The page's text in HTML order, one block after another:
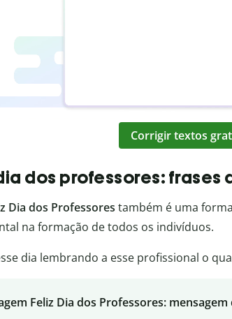
Corrigir textos
dos professores:
Dia dos Professores também é uma
na formação de todos os indivíduos.
dia lembrando a esse profissional o
Feliz Dia dos Professores: